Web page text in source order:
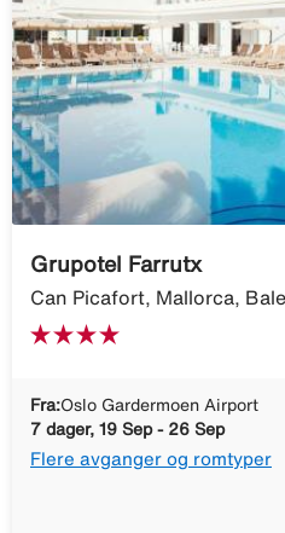
Grupotel Farrutx
Can Picafort, Mallorca,
Fra:Oslo Gardermoen Airport
7 dager, 19 Sep - 26 Sep
Flere avganger og romtyper